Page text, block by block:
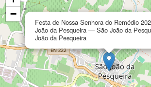
Festa de Nossa Senhora do Remédio
João da Pesqueira — São João da
João da Pesqueira
−